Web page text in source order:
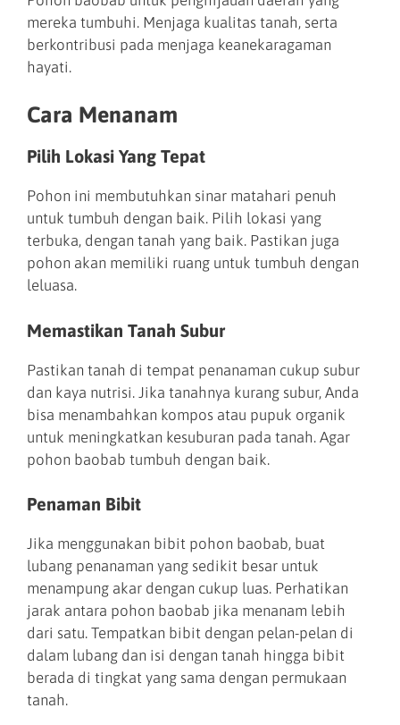
mereka tumbuhi. Menjaga kualitas tanah, serta
berkontribusi pada menjaga keanekaragaman
hayati.
Cara Menanam
Pilih Lokasi Yang Tepat
Pohon ini membutuhkan sinar matahari penuh
untuk tumbuh dengan baik. Pilih lokasi yang
terbuka, dengan tanah yang baik. Pastikan juga
pohon akan memiliki ruang untuk tumbuh dengan
leluasa.
Memastikan Tanah Subur
Pastikan tanah di tempat penanaman cukup subur
dan kaya nutrisi. Jika tanahnya kurang subur, Anda
bisa menambahkan kompos atau pupuk organik
untuk meningkatkan kesuburan pada tanah. Agar
pohon baobab tumbuh dengan baik.
Penaman Bibit
Jika menggunakan bibit pohon baobab, buat
lubang penanaman yang sedikit besar untuk
menampung akar dengan cukup luas. Perhatikan
jarak antara pohon baobab jika menanam lebih
dari satu. Tempatkan bibit dengan pelan-pelan di
dalam lubang dan isi dengan tanah hingga bibit
berada di tingkat yang sama dengan permukaan
tanah.